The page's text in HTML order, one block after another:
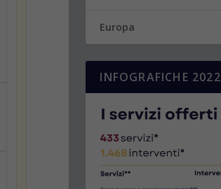
Europa
INFOGRAFICHE 2022